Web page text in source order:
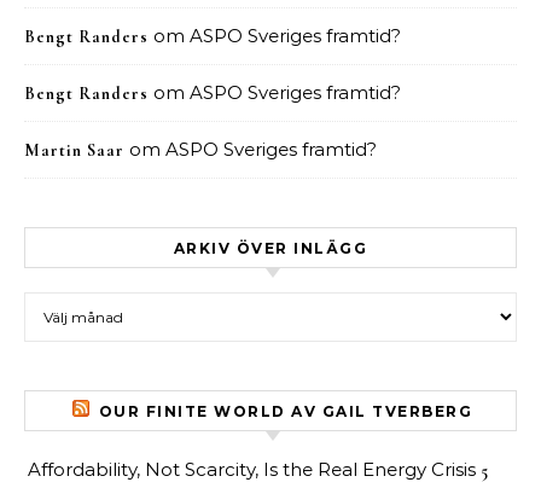
Bengt Randers om ASPO Sveriges framtid?
Bengt Randers om ASPO Sveriges framtid?
Martin Saar om ASPO Sveriges framtid?
ARKIV ÖVER INLÄGG
OUR FINITE WORLD AV GAIL TVERBERG
Affordability, Not Scarcity, Is the Real Energy Crisis 5